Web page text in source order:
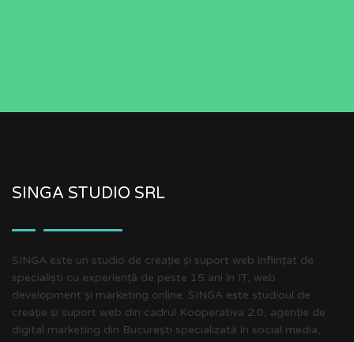
SINGA STUDIO SRL
SINGA este un studio de creație și suport web înființat de
specialiști cu experiență de peste 15 ani în IT, web
development și marketing online. SINGA este studioul de
creație și suport web din cadrul Kooperativa 2.0, agenție de
digital marketing din București specializată în social media,